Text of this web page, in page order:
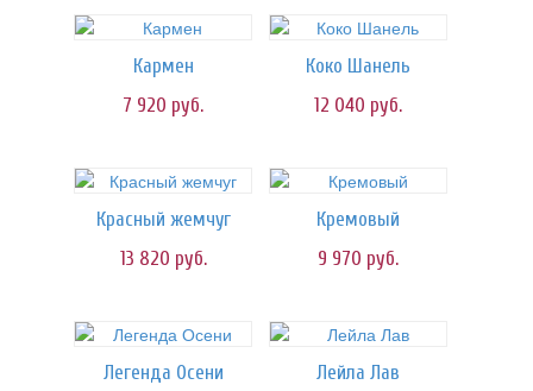
Кармен
7 920 руб.
Коко Шанель
12 040 руб.
Красный жемчуг
13 820 руб.
Кремовый
9 970 руб.
Легенда Осени Лейла Лав